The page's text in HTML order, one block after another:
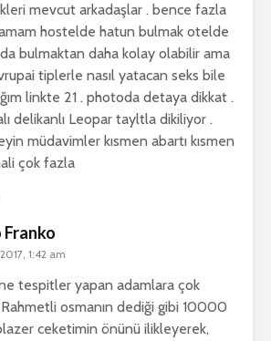
mevcut arkadaşlar . bence fazla
hostelde hatun bulmak otelde
bulmaktan daha kolay olabilir ama
tiplerle nasıl yatacan seks bile
linkte 21 . photoda detaya dikkat .
delikanlı Leopar tayltla dikiliyor .
müdavimler kısmen abartı kısmen
çok fazla
1:42 am
tespitler yapan adamlara çok
osmanın dediği gibi 10000
ceketimin önünü ilikleyerek,